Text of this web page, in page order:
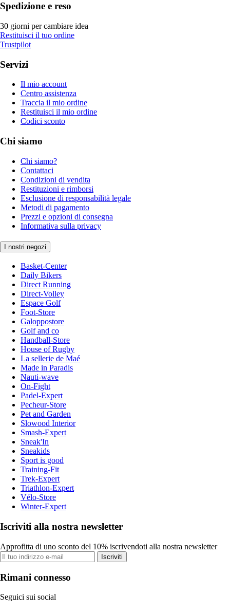
Spedizione e reso
30 giorni per cambiare idea
Restituisci il tuo ordine
Trustpilot
Servizi
Il mio account
Centro assistenza
Traccia il mio ordine
Restituisci il mio ordine
Codici sconto
Chi siamo
Chi siamo?
Contattaci
Condizioni di vendita
Restituzioni e rimborsi
Esclusione di responsabilità legale
Metodi di pagamento
Prezzi e opzioni di consegna
Informativa sulla privacy
I nostri negozi
Basket-Center
Daily Bikers
Direct Running
Direct-Volley
Espace Golf
Foot-Store
Galoppostore
Golf and co
Handball-Store
House of Rugby
La sellerie de Maé
Made in Paradis
Nauti-wave
On-Fight
Padel-Expert
Pecheur-Store
Pet and Garden
Slowood Interior
Smash-Expert
Sneak'In
Sneakids
Sport is good
Training-Fit
Trek-Expert
Triathlon-Expert
Vélo-Store
Winter-Expert
Iscriviti alla nostra newsletter
Approfitta di uno sconto del 10% iscrivendoti alla nostra newsletter
Iscriviti
Rimani connesso
Seguici sui social